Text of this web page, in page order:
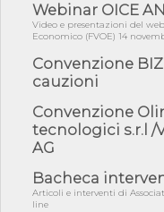
05/08/26 - SAVE THE
Professioni ...
05/08/26 - Successo
di Reg...
Campa...
04/08/26 - DL PA:
per ...
04/08/26 - International
COP31, An...
Webinar OICE
Video e presentazioni del
Economico (FVOE) 14
Convenzione
cauzioni
Convenzione
tecnologici s.r.l /
AG
Bacheca
Articoli e interventi di
line